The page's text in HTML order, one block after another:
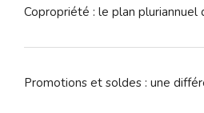
Copropriété : le plan pluriannuel
Promotions et soldes : une